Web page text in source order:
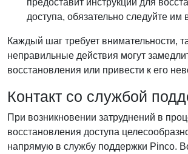
предоставит инструкции для
доступа, обязательно следуйте им
Каждый шаг требует внимательности,
неправильные действия могут
восстановления или привести к его
Контакт со службой
При возникновении затруднений в
восстановления доступа
напрямую в службу поддержки Pinco.